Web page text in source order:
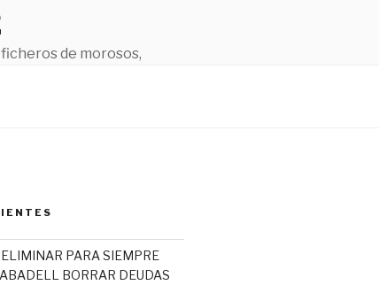
de morosos,
PARA SIEMPRE
BORRAR DEUDAS